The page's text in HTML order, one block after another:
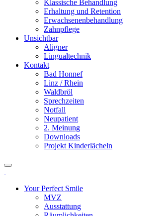
Klassische Behandlung
Erhaltung und Retention
Erwachsenenbehandlung
Zahnpflege
Unsichtbar
Aligner
Lingualtechnik
Kontakt
Bad Honnef
Linz / Rhein
Waldbröl
Sprechzeiten
Notfall
Neupatient
2. Meinung
Downloads
Projekt Kinderlächeln
Your Perfect Smile
MVZ
Ausstattung